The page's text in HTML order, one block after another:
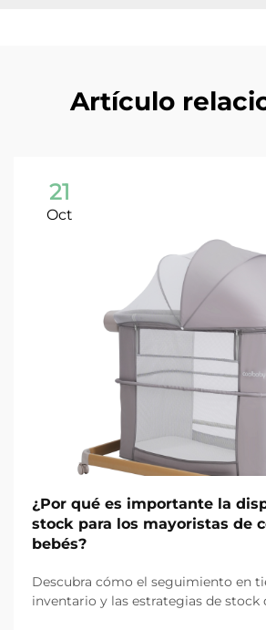
Artículo
21
Oct
¿Por qué es importante la
stock para los mayoristas de
bebés?
Descubra cómo el seguimiento en
inventario y las estrategias de stock